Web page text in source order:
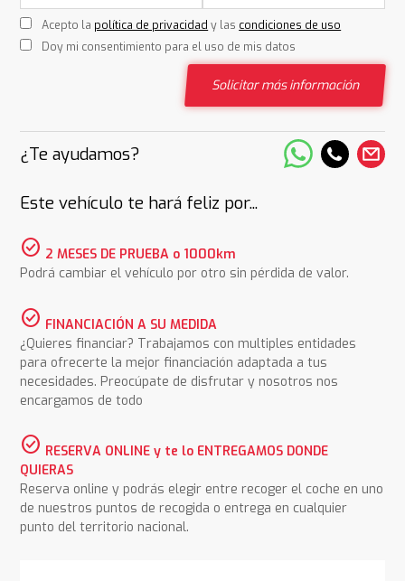
Acepto la política de privacidad y las condiciones de uso
Doy mi consentimiento para el uso de mis datos
Solicitar más información
¿Te ayudamos?
Este vehículo te hará feliz por...
check_circle 2 MESES DE PRUEBA o 1000km
Podrá cambiar el vehículo por otro sin pérdida de valor.
check_circle FINANCIACIÓN A SU MEDIDA
¿Quieres financiar? Trabajamos con multiples entidades
para ofrecerte la mejor financiación adaptada a tus
necesidades. Preocúpate de disfrutar y nosotros nos
encargamos de todo
check_circle RESERVA ONLINE y te lo ENTREGAMOS DONDE
QUIERAS
Reserva online y podrás elegir entre recoger el coche en uno
de nuestros puntos de recogida o entrega en cualquier
punto del territorio nacional.